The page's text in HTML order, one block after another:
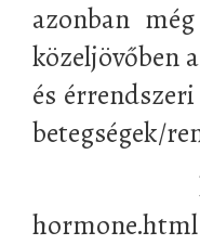
azonban
közeljövőben
és
betegségek/
https://
hormone.html